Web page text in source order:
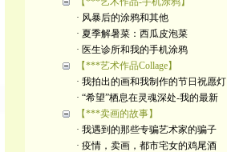
· 风暴后的涂鸦和其他
· 夏季解暑菜：西瓜皮泡菜
· 医生诊所和我的手机涂鸦
【***艺术作品Collage】
· 我拍出的画和我制作的节日祝愿灯
· “希望”栖息在灵魂深处-我的最新
【***卖画的故事】
· 我遇到的那些专骗艺术家的骗子
· 疫情，卖画，都市宅女的鸡尾酒